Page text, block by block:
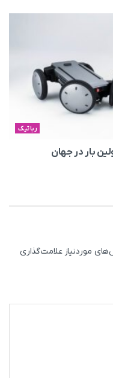
رباتیک
بار در جهان
موردنیاز علامت‌گذاری